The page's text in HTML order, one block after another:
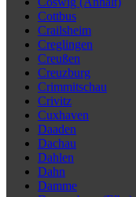
Cottbus
Crailsheim
Creglingen
Creußen
Creuzburg
Crimmitschau
Crivitz
Cuxhaven
Daaden
Dachau
Dahlen
Dahn
Damme